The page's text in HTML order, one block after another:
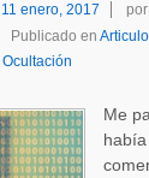
11 enero, 2017 por
Publicado en
Ocultación
Me